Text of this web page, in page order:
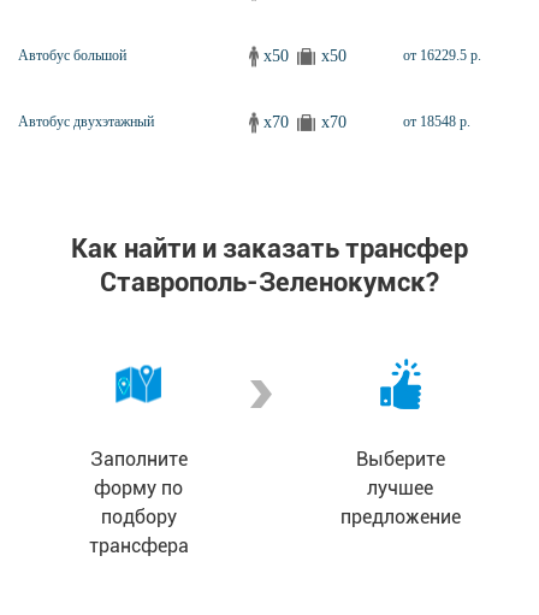
Автобус большой x50 x50 от 16229.5 р.
Автобус двухэтажный x70 x70 от 18548 р.
Как найти и заказать трансфер
Ставрополь-Зеленокумск?
Заполните
форму по
подбору
трансфера
Выберите
лучшее
предложение